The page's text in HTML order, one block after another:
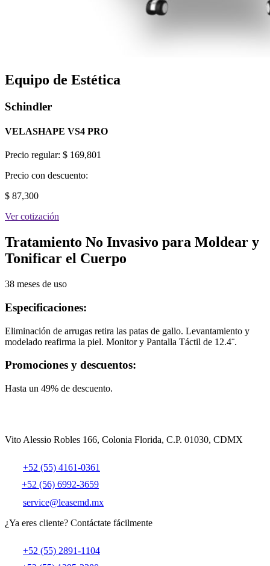
Equipo de Estética
Schindler
VELASHAPE VS4 PRO
Precio regular: $ 169,801
Precio con descuento:
$ 87,300
Ver cotización
Tratamiento No Invasivo para Moldear y
Tonificar el Cuerpo
38 meses de uso
Especificaciones:
Eliminación de arrugas retira las patas de gallo. Levantamiento y
modelado reafirma la piel. Monitor y Pantalla Táctil de 12.4¨.
Promociones y descuentos:
Hasta un 49% de descuento.
Vito Alessio Robles 166, Colonia Florida, C.P. 01030, CDMX
+52 (55) 4161-0361
+52 (56) 6992-3659
service@leasemd.mx
¿Ya eres cliente? Contáctate fácilmente
+52 (55) 2891-1104